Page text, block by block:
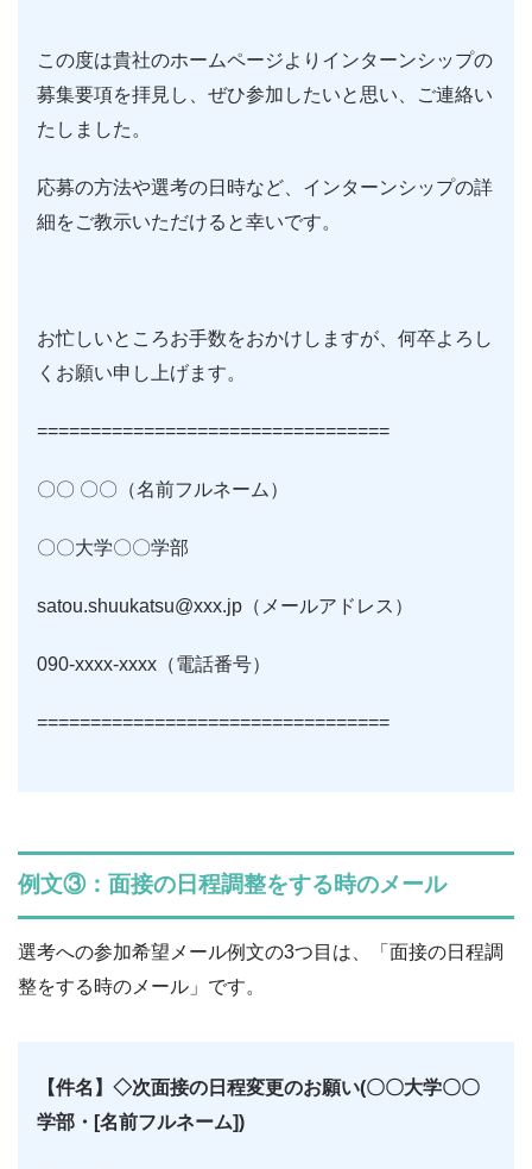
この度は貴社のホームページよりインターンシップの
募集要項を拝見し、ぜひ参加したいと思い、ご連絡い
たしました。
応募の方法や選考の日時など、インターンシップの詳
細をご教示いただけると幸いです。
お忙しいところお手数をおかけしますが、何卒よろし
くお願い申し上げます。
=================================
〇〇 〇〇（名前フルネーム）
〇〇大学〇〇学部
satou.shuukatsu@xxx.jp（メールアドレス）
090-xxxx-xxxx（電話番号）
=================================
例文③：面接の日程調整をする時のメール
選考への参加希望メール例文の3つ目は、「面接の日程調
整をする時のメール」です。
【件名】◇次面接の日程変更のお願い(〇〇大学〇〇
学部・[名前フルネーム])